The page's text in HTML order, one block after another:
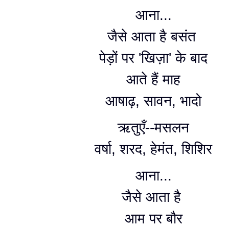
आना...
जैसे आता है बसंत
पेड़ों पर 'खिज़ा' के बाद
आते हैं माह
आषाढ़, सावन, भादो
ऋतुएँ--मसलन
वर्षा, शरद, हेमंत, शिशिर
आना...
जैसे आता है
आम पर बौर